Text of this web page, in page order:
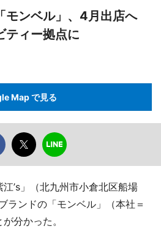
モンベル」、4月出店へ
ティー拠点に
Map で見る
’s」（北九州市小倉北区船場
ランドの「モンベル」（本社＝
分かった。